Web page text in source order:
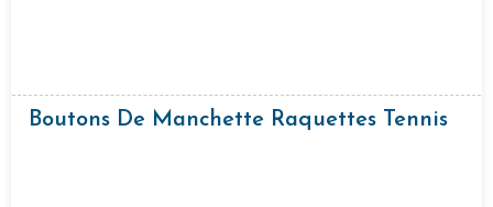
Boutons De Manchette Raquettes Tennis